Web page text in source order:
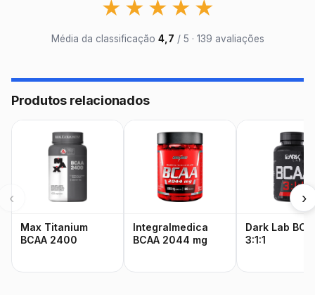
★ ★ ★ ★ ★
Média da classificação 4,7 / 5 · 139 avaliações
Produtos relacionados
‹
Max Titanium
BCAA 2400
Integralmedica
BCAA 2044 mg
Dark Lab
3:1:1
›